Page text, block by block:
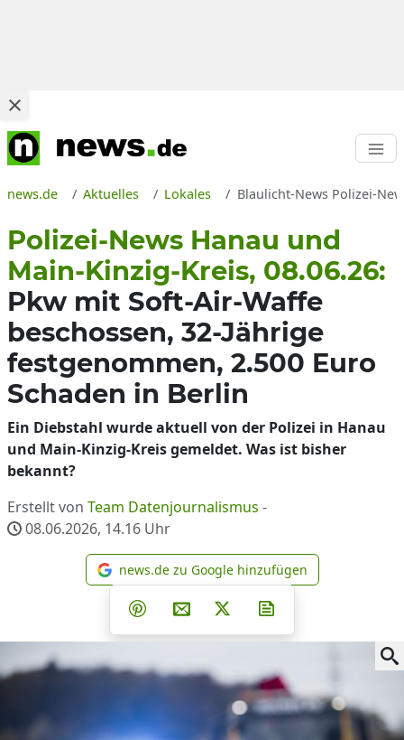
news.de Aktuelles Lokales Blaulicht-News Polizei-
Polizei-News Hanau und
Main-Kinzig-Kreis, 08.06.26:
Pkw mit Soft-Air-Waffe
beschossen, 32-Jährige
festgenommen, 2.500 Euro
Schaden in Berlin
Ein Diebstahl wurde aktuell von der Polizei in Hanau
und Main-Kinzig-Kreis gemeldet. Was ist bisher
bekannt?
Erstellt von Team Datenjournalismus -
08.06.2026, 14.16 Uhr
news.de zu Google
news.de zu Google hinzufügen
Teilen auf Facebook
Teilen auf Whatsapp
Teilen auf Telegram
Teilen auf Pinterest
Per E-Mail teilen
Post auf X